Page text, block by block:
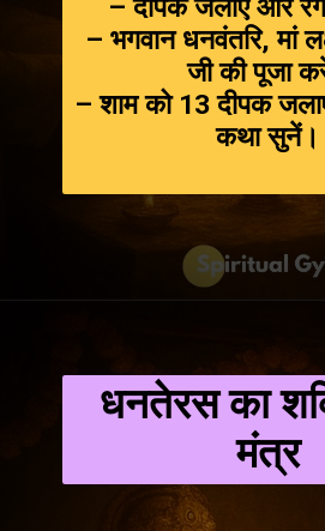
– दीपक जलाएं और
– भगवान धनवंतरि, मां
जी की पूजा
– शाम को 13 दीपक
कथा सुनें।
धनतेरस का
मंत्र